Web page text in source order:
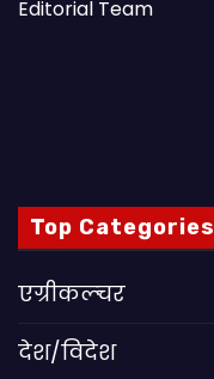
Editorial Team
Top Categories
एग्रीकल्चर
देश/विदेश